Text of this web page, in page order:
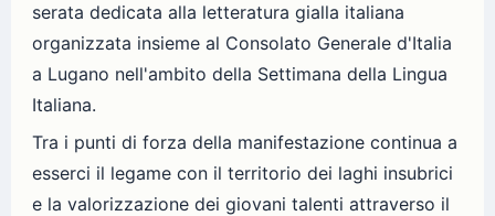
serata dedicata alla letteratura gialla italiana
organizzata insieme al Consolato Generale d'Italia
a Lugano nell'ambito della Settimana della Lingua
Italiana.
Tra i punti di forza della manifestazione continua a
esserci il legame con il territorio dei laghi insubrici
e la valorizzazione dei giovani talenti attraverso il